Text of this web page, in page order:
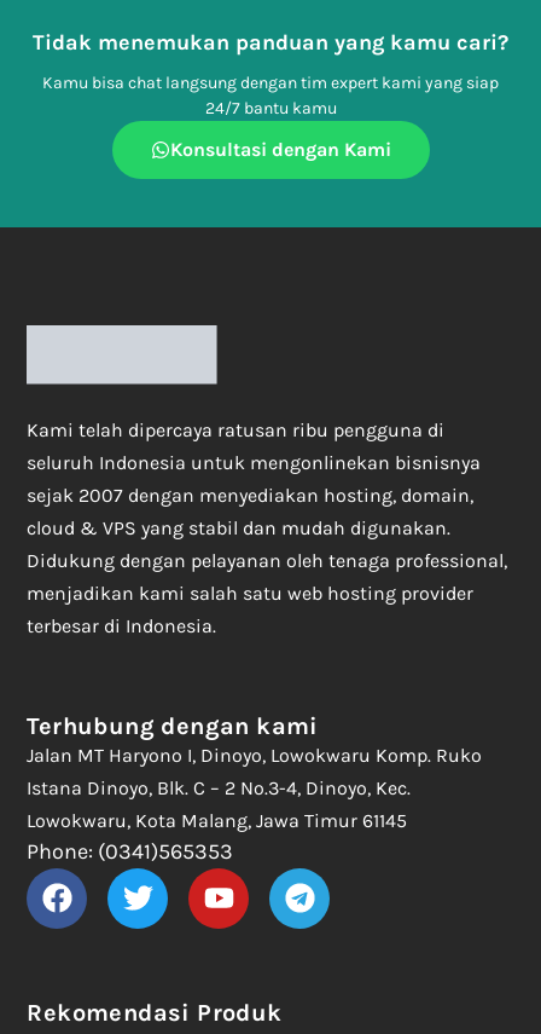
Tidak menemukan panduan yang kamu cari?
Kamu bisa chat langsung dengan tim expert kami yang siap
24/7 bantu kamu
Konsultasi dengan Kami
Kami telah dipercaya ratusan ribu pengguna di
seluruh Indonesia untuk mengonlinekan bisnisnya
sejak 2007 dengan menyediakan hosting, domain,
cloud & VPS yang stabil dan mudah digunakan.
Didukung dengan pelayanan oleh tenaga professional,
menjadikan kami salah satu web hosting provider
terbesar di Indonesia.
Rekomendasi Produk
Terhubung dengan kami
Jalan MT Haryono I, Dinoyo, Lowokwaru Komp. Ruko
Istana Dinoyo, Blk. C – 2 No.3-4, Dinoyo, Kec.
Lowokwaru, Kota Malang, Jawa Timur 61145
Phone: (0341)565353